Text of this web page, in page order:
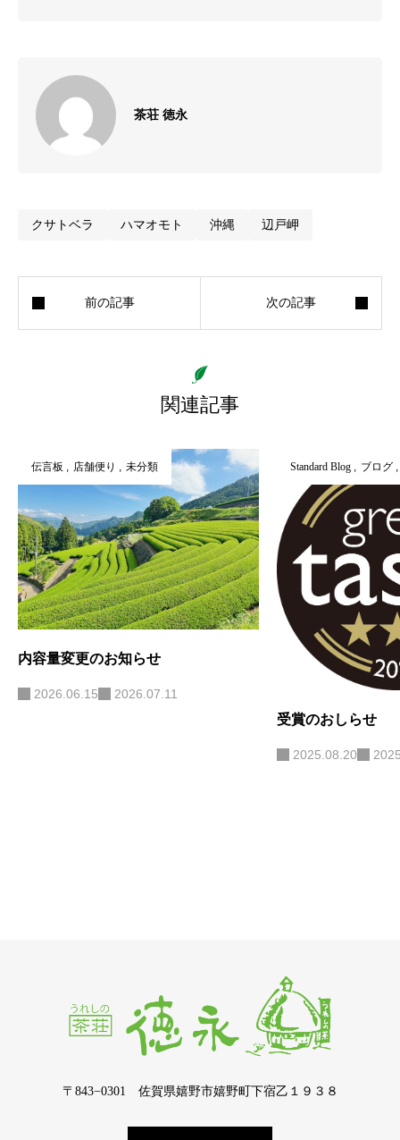
茶荘 徳永
クサトベラ ハマオモト 沖縄 辺戸岬
関連記事
伝言板 店舗便り 未分類
内容量変更のお知らせ
2026.06.15 2026.07.11
Standard Blog ブログ
受賞のおしらせ
2025.08.20
〒843−0301 佐賀県嬉野市嬉野町下宿乙１９３８